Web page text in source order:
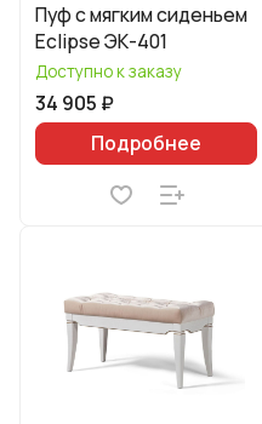
Пуф с мягким сиденьем
Eclipse ЭК-401
Доступно к заказу
34 905 ₽
Подробнее